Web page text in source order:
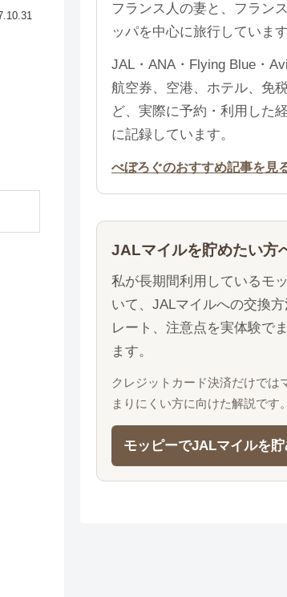
フランス人の妻と、フラン
ッパを中心に旅行しています
JAL・ANA・Flying Blue・
航空券、空港、ホテル、免
ど、実際に予約・利用した
に記録しています。
べぼろぐのおすすめ記事を見
JALマイルを貯めたい方
私が長期間利用しているモ
いて、JALマイルへの交換
レート、注意点を実体験で
ます。
クレジットカード決済だけでは
まりにくい方に向けた解説です。
モッピーでJALマイルを